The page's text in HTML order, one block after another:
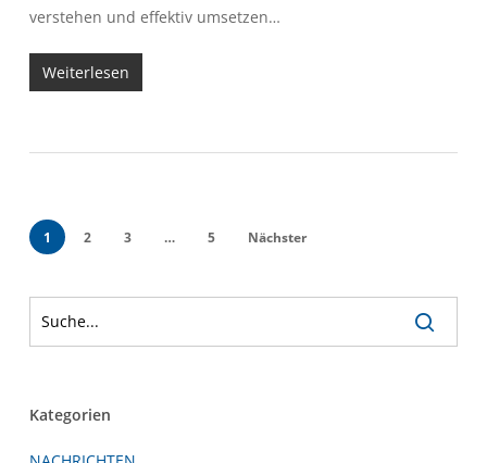
verstehen und effektiv umsetzen…
Weiterlesen
1 2 3 … 5 Nächster
Kategorien